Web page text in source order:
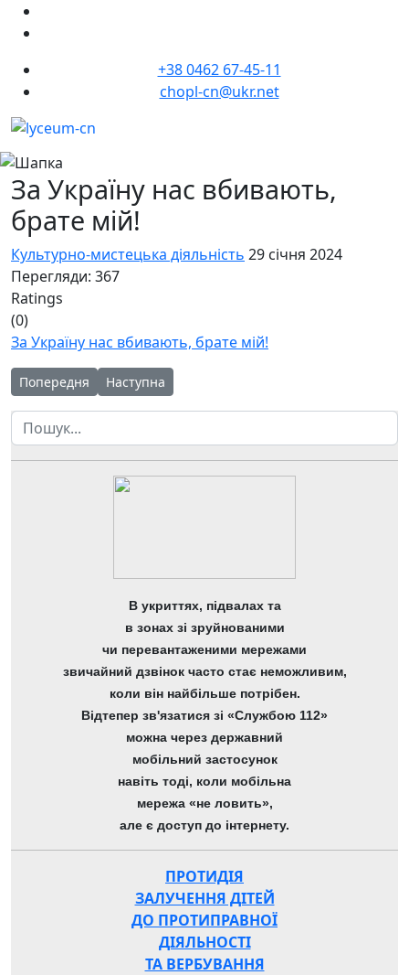
+38 0462 67-45-11
chopl-cn@ukr.net
За Україну нас вбивають,
брате мій!
Культурно-мистецька діяльність 29 січня 2024
Перегляди: 367
Ratings
(0)
За Україну нас вбивають, брате мій!
Попередня стаття: Що я знатиму? Що я буду вміти? Де
Попередня Наступна стаття: 28 січня до ліцею завітали
Наступна
Пошук
В укриттях, підвалах та
в зонах зі зруйнованими
чи перевантаженими мережами
звичайний дзвінок часто стає неможливим,
коли він найбільше потрібен.
Відтепер зв'язатися зі «Службою 112»
можна через державний
мобільний застосунок
навіть тоді, коли мобільна
мережа «не ловить»,
але є доступ до інтернету.
ПРОТИДІЯ
ЗАЛУЧЕННЯ ДІТЕЙ
ДО ПРОТИПРАВНОЇ
ДІЯЛЬНОСТІ
ТА ВЕРБУВАННЯ